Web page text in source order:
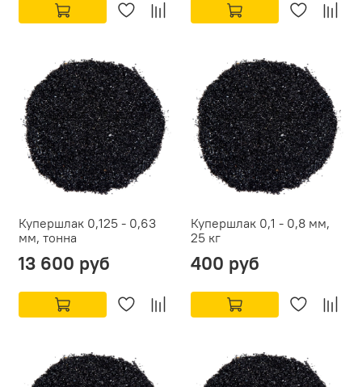
Купершлак 0,125 - 0,63
мм, тонна
13 600 руб
Купершлак 0,1 - 0,8 мм,
25 кг
400 руб